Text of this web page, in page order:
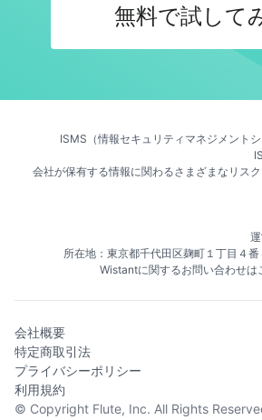
無料で試して
ISMS（情報セキュリティマネジメント
会社が保有する情報に関わるさまざまなリスク
所在地：東京都千代田区麹町１丁目４
Wistantに関するお問い合わせ
© Copyright Flute, Inc. All Rights
会社概要
特定商取引法
プライバシーポリシー
利用規約